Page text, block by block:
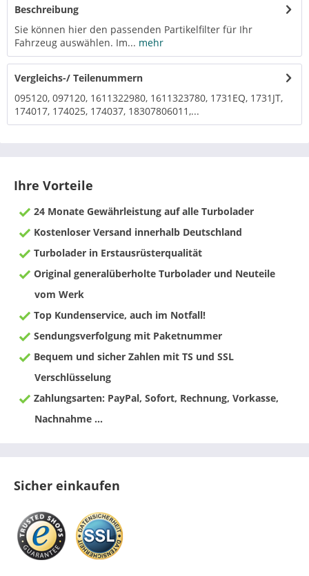
Beschreibung
Sie können hier den passenden Partikelfilter für Ihr
Fahrzeug auswählen. Im... mehr
Vergleichs-/ Teilenummern
095120, 097120, 1611322980, 1611323780, 1731EQ, 1731JT,
174017, 174025, 174037, 18307806011,...
Ihre Vorteile
24 Monate Gewährleistung auf alle Turbolader
Kostenloser Versand innerhalb Deutschland
Turbolader in Erstausrüsterqualität
Original generalüberholte Turbolader und Neuteile
vom Werk
Top Kundenservice, auch im Notfall!
Sendungsverfolgung mit Paketnummer
Bequem und sicher Zahlen mit TS und SSL
Verschlüsselung
Zahlungsarten: PayPal, Sofort, Rechnung, Vorkasse,
Nachnahme ...
Sicher einkaufen